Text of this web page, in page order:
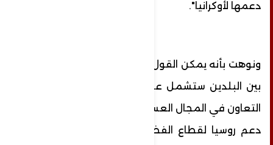
دعمها لأوكرانيا".
ونوهت بأنه يمكن القول إن الشراكة الاستراتيجية
بين البلدين ستشمل عدة قطاعات أبرزها تعزيز
التعاون في المجال العسكري والأمني فضلاً عن
دعم روسيا لقطاع الفضاء في كوريا الشمالية